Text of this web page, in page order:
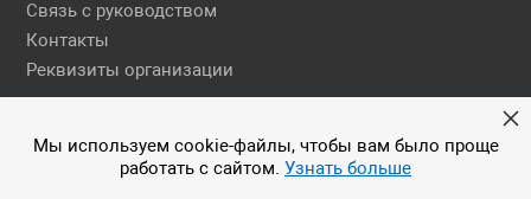
Связь с руководством
Контакты
Реквизиты организации
Правовая информация
© 2026 АН ЕГСН
Мы используем cookie-файлы, чтобы вам было проще
работать с сайтом. Узнать больше